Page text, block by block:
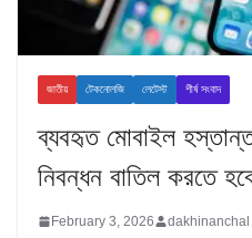
জাতীয় টেকনোলজি লেটেস্ট শীর্ষ সংবাদ
ব্যবহৃত মোবাইল
নিবন্ধন বাতিল করতে
February 3, 2026 dakhinanchal